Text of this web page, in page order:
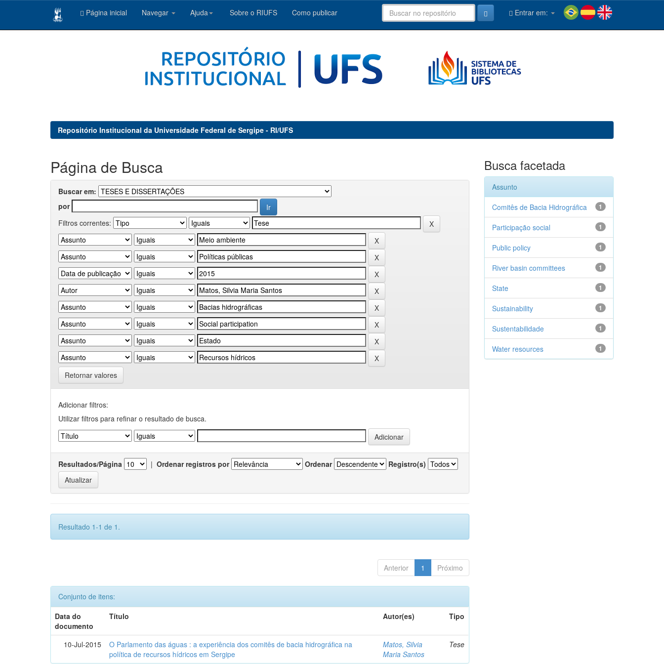
Página inicial Navegar Ajuda Sobre o RIUFS Como publicar Entrar em:
Repositório Institucional da Universidade Federal de Sergipe - RI/UFS
Página de Busca
Buscar em:
por
Filtros correntes:
Retornar valores
Adicionar filtros:
Utilizar filtros para refinar o resultado de busca.
Resultados/Página | Ordenar registros por Ordenar Registro(s)
Resultado 1-1 de 1.
Anterior 1 Próximo
Conjunto de itens:
Data do
documento
Título Autor(es) Tipo
10-Jul-2015
O Parlamento das águas : a experiência dos comitês de bacia hidrográfica na
política de recursos hídricos em Sergipe
Matos, Silvia
Maria Santos
Tese
Busca facetada
Assunto
1
Comitês de Bacia Hidrográfica
1
Participação social
1
Public policy
1
River basin committees
1
State
1
Sustainability
1
Sustentabilidade
1
Water resources